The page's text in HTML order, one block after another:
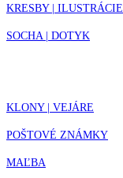
KRESBY | ILUSTRÁCIE
SOCHA | DOTYK
KLONY | VEJÁRE
POŠTOVÉ ZNÁMKY
MAĽBA